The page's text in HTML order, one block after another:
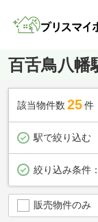
百舌鳥八幡
該当物件数 25件
駅で絞り込む
絞り込み条件：
販売物件のみ